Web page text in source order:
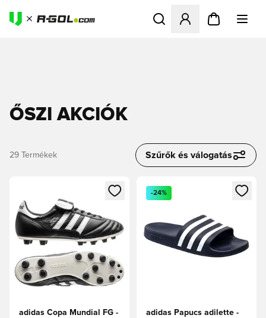
Megnyit egy modált a
ŐSZI AKCIÓK
29 Termékek Szűrők és válogatás
Megnyit egy modált a bejelentkezéshez vagy a tagként
adidas Copa Mundial FG -
Megnyit egy modált a
-24%
adidas Papucs adilette -